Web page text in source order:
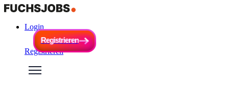
Login
Registrieren
Registrieren
Registrieren